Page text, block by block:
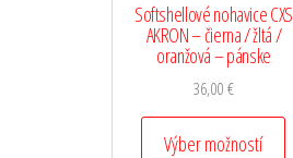
Softshellové nohavice CXS
AKRON – čierna / žltá /
oranžová – pánske
36,00€
Výber možností